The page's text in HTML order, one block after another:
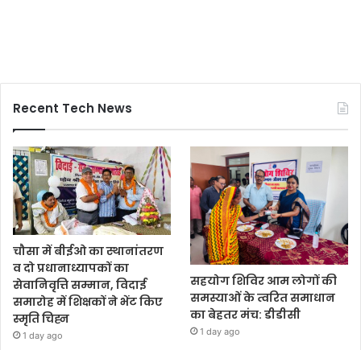
Recent Tech News
चौसा में बीईओ का स्थानांतरण
व दो प्रधानाध्यापकों का
सेवानिवृत्ति सम्मान, विदाई
समारोह में शिक्षकों ने भेंट किए
स्मृति चिह्न
1 day ago
सहयोग शिविर आम लोगों की
समस्याओं के त्वरित समाधान
का बेहतर मंच: डीडीसी
1 day ago